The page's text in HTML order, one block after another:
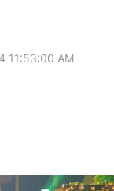
11:53:00 AM